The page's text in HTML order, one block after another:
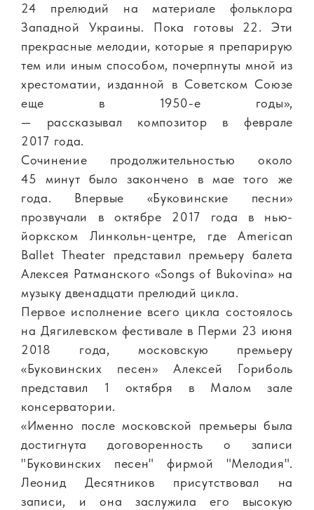
24 прелюдий на материале фольклора
Западной Украины. Пока готовы 22. Эти
прекрасные мелодии, которые я препарирую
тем или иным способом, почерпнуты мной из
хрестоматии, изданной в Советском Союзе
еще в 1950-е годы»,
— рассказывал композитор в феврале
2017 года.
Сочинение продолжительностью около
45 минут было закончено в мае того же
года. Впервые «Буковинские песни»
прозвучали в октябре 2017 года в нью-
йоркском Линкольн-центре, где American
Ballet Theater представил премьеру балета
Алексея Ратманского «Songs of Bukovina» на
музыку двенадцати прелюдий цикла.
Первое исполнение всего цикла состоялось
на Дягилевском фестивале в Перми 23 июня
2018 года, московскую премьеру
«Буковинских песен» Алексей Гориболь
представил 1 октября в Малом зале
консерватории.
«Именно после московской премьеры была
достигнута договоренность о записи
"Буковинских песен" фирмой "Мелодия".
Леонид Десятников присутствовал на
записи, и она заслужила его высокую